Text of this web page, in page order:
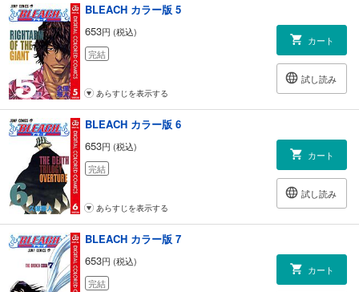
BLEACH カラー版 5
653円 (税込)
完結
カート
試し読み
あらすじを表示する
BLEACH カラー版 6
653円 (税込)
完結
カート
試し読み
あらすじを表示する
BLEACH カラー版 7
653円 (税込)
完結
カート